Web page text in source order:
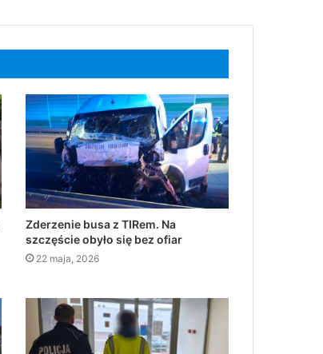
Zderzenie busa z TIRem. Na
szczęście obyło się bez ofiar
22 maja, 2026